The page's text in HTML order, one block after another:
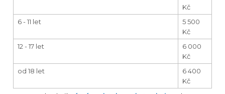
Kč
6 - 11 let
5 500
Kč
12 - 17 let
6 000
Kč
od 18 let
6 400
Kč